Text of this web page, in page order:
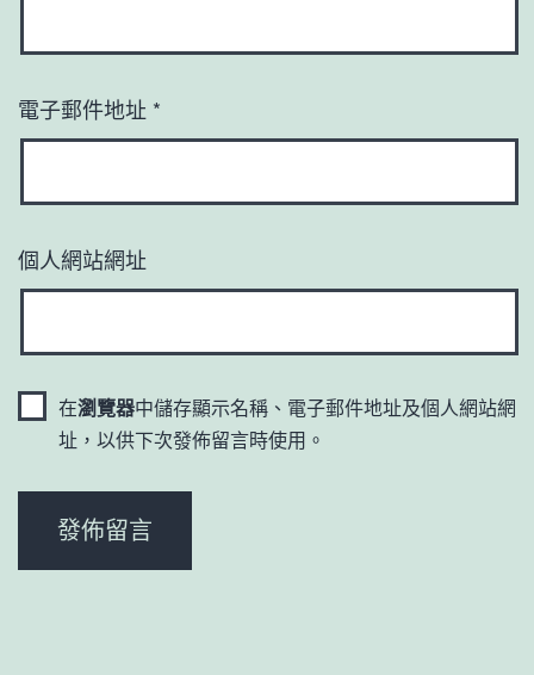
電子郵件地址 *
個人網站網址
在瀏覽器中儲存顯示名稱、電子郵件地址及個人網站網
址，以供下次發佈留言時使用。